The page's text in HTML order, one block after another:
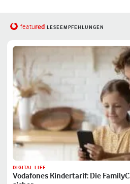
featured LESEEMPFEHLUNGEN
DIGITAL LIFE
Vodafones Kindertarif: Die